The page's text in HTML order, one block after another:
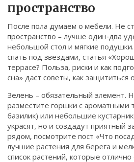
пространство
После пола думаем о мебели. Не
пространство – лучше один‑два
небольшой стол и мягкие
спать под звёздами, статья
террасе? Польза, риски и как
сна» даст советы, как
Зелень – обязательный элемент.
разместите горшки с ароматными
базилик) или небольшие
украсят, но и создадут приятный
рядом, посмотрите пост «Что
лучшие растения для берега и
список растений, которые